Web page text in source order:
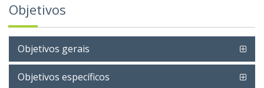
Objetivos
Objetivos gerais
Objetivos específicos